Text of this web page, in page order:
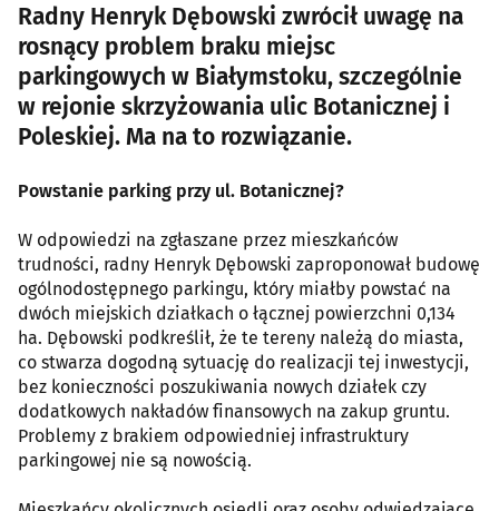
Radny Henryk Dębowski zwrócił uwagę na
rosnący problem braku miejsc
parkingowych w Białymstoku, szczególnie
w rejonie skrzyżowania ulic Botanicznej i
Poleskiej. Ma na to rozwiązanie.
Powstanie parking przy ul. Botanicznej?
W odpowiedzi na zgłaszane przez mieszkańców
trudności, radny Henryk Dębowski zaproponował budowę
ogólnodostępnego parkingu, który miałby powstać na
dwóch miejskich działkach o łącznej powierzchni 0,134
ha. Dębowski podkreślił, że te tereny należą do miasta,
co stwarza dogodną sytuację do realizacji tej inwestycji,
bez konieczności poszukiwania nowych działek czy
dodatkowych nakładów finansowych na zakup gruntu.
Problemy z brakiem odpowiedniej infrastruktury
parkingowej nie są nowością.